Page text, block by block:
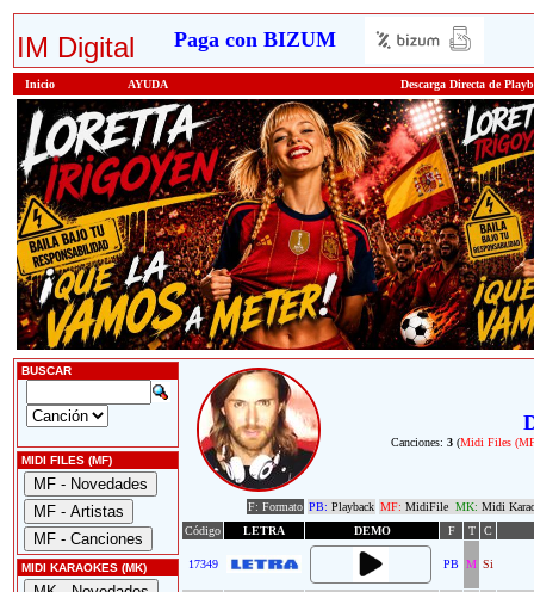
IM Digital Paga con BIZUM
Inicio AYUDA Descarga Directa de
BUSCAR
MIDI FILES (MF)
MIDI KARAOKES (MK)
Canciones: 3 (Midi Files
F: Formato PB: Playback MF: MidiFile MK: Midi
Código
LETRA DEMO F T C
17349 PB M Si